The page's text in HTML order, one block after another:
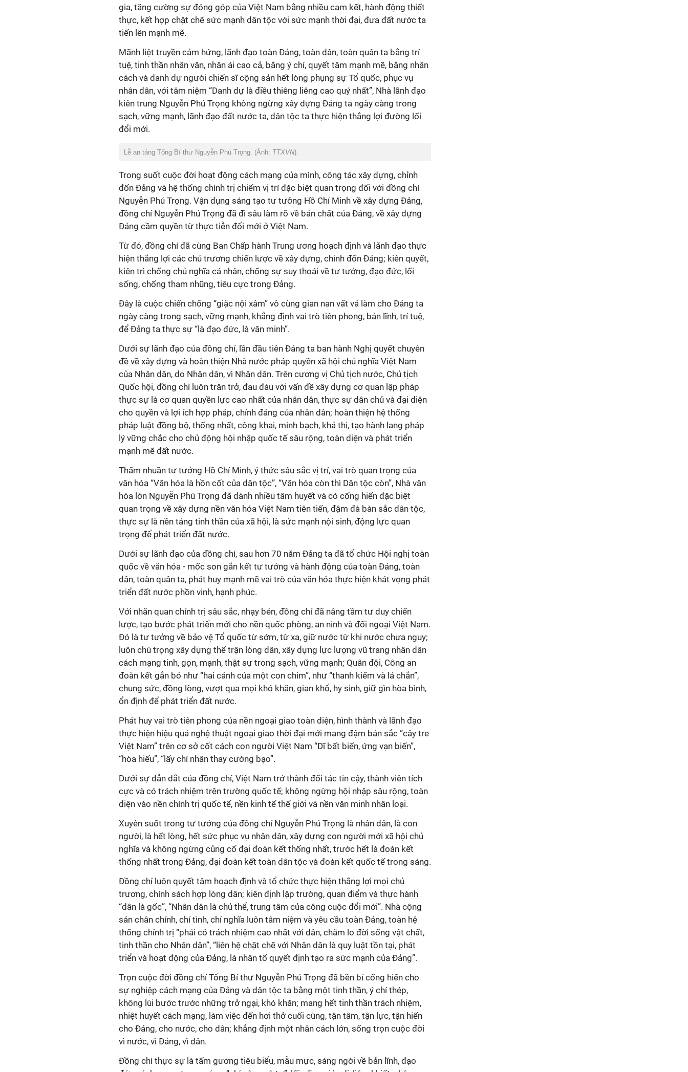
gia, tăng cường sự đóng góp của Việt Nam bằng nhiều cam kết, hành động thiết
thực, kết hợp chặt chẽ sức mạnh dân tộc với sức mạnh thời đại, đưa đất nước ta
tiến lên mạnh mẽ.
Mãnh liệt truyền cảm hứng, lãnh đạo toàn Đảng, toàn dân, toàn quân ta bằng trí
tuệ, tinh thần nhân văn, nhân ái cao cả, bằng ý chí, quyết tâm mạnh mẽ, bằng nhân
cách và danh dự người chiến sĩ cộng sản hết lòng phụng sự Tổ quốc, phục vụ
nhân dân, với tâm niệm “Danh dự là điều thiêng liêng cao quý nhất”, Nhà lãnh đạo
kiên trung Nguyễn Phú Trọng không ngừng xây dựng Đảng ta ngày càng trong
sạch, vững mạnh, lãnh đạo đất nước ta, dân tộc ta thực hiện thắng lợi đường lối
đổi mới.
Lễ an táng Tổng Bí thư Nguyễn Phú Trọng. (Ảnh: TTXVN).
Trong suốt cuộc đời hoạt động cách mạng của mình, công tác xây dựng, chỉnh
đốn Đảng và hệ thống chính trị chiếm vị trí đặc biệt quan trọng đối với đồng chí
Nguyễn Phú Trọng. Vận dụng sáng tạo tư tưởng Hồ Chí Minh về xây dựng Đảng,
đồng chí Nguyễn Phú Trọng đã đi sâu làm rõ về bản chất của Đảng, về xây dựng
Đảng cầm quyền từ thực tiễn đổi mới ở Việt Nam.
Từ đó, đồng chí đã cùng Ban Chấp hành Trung ương hoạch định và lãnh đạo thực
hiện thắng lợi các chủ trương chiến lược về xây dựng, chỉnh đốn Đảng; kiên quyết,
kiên trì chống chủ nghĩa cá nhân, chống sự suy thoái về tư tưởng, đạo đức, lối
sống, chống tham nhũng, tiêu cực trong Đảng.
Đây là cuộc chiến chống “giặc nội xâm” vô cùng gian nan vất vả làm cho Đảng ta
ngày càng trong sạch, vững mạnh, khẳng định vai trò tiên phong, bản lĩnh, trí tuệ,
để Đảng ta thực sự “là đạo đức, là văn minh”.
Dưới sự lãnh đạo của đồng chí, lần đầu tiên Đảng ta ban hành Nghị quyết chuyên
đề về xây dựng và hoàn thiện Nhà nước pháp quyền xã hội chủ nghĩa Việt Nam
của Nhân dân, do Nhân dân, vì Nhân dân. Trên cương vị Chủ tịch nước, Chủ tịch
Quốc hội, đồng chí luôn trăn trở, đau đáu với vấn đề xây dựng cơ quan lập pháp
thực sự là cơ quan quyền lực cao nhất của nhân dân, thực sự dân chủ và đại diện
cho quyền và lợi ích hợp pháp, chính đáng của nhân dân; hoàn thiện hệ thống
pháp luật đồng bộ, thống nhất, công khai, minh bạch, khả thi, tạo hành lang pháp
lý vững chắc cho chủ động hội nhập quốc tế sâu rộng, toàn diện và phát triển
mạnh mẽ đất nước.
Thấm nhuần tư tưởng Hồ Chí Minh, ý thức sâu sắc vị trí, vai trò quan trọng của
văn hóa “Văn hóa là hồn cốt của dân tộc”, “Văn hóa còn thì Dân tộc còn”, Nhà văn
hóa lớn Nguyễn Phú Trọng đã dành nhiều tâm huyết và có cống hiến đặc biệt
quan trọng về xây dựng nền văn hóa Việt Nam tiên tiến, đậm đà bàn sắc dân tộc,
thực sự là nền tảng tinh thần của xã hội, là sức mạnh nội sinh, động lực quan
trọng để phát triển đất nước.
Dưới sự lãnh đạo của đồng chí, sau hơn 70 năm Đảng ta đã tổ chức Hội nghị toàn
quốc về văn hóa - mốc son gắn kết tư tưởng và hành động của toàn Đảng, toàn
dân, toàn quân ta, phát huy mạnh mẽ vai trò của văn hóa thực hiện khát vọng phát
triển đất nước phồn vinh, hạnh phúc.
Với nhãn quan chính trị sâu sắc, nhạy bén, đồng chí đã nâng tầm tư duy chiến
lược, tạo bước phát triển mới cho nền quốc phòng, an ninh và đối ngoại Việt Nam.
Đó là tư tưởng về bảo vệ Tổ quốc từ sớm, từ xa, giữ nước từ khi nước chưa nguy;
luôn chú trọng xây dựng thế trận lòng dân, xây dựng lực lượng vũ trang nhân dân
cách mạng tinh, gọn, mạnh, thật sự trong sạch, vững mạnh; Quân đội, Công an
đoàn kết gắn bó như “hai cánh của một con chim”, như “thanh kiếm và lá chắn”,
chung sức, đồng lòng, vượt qua mọi khó khăn, gian khổ, hy sinh, giữ gìn hòa bình,
ổn định để phát triển đất nước.
Phát huy vai trò tiên phong của nền ngoại giao toàn diện, hình thành và lãnh đạo
thực hiện hiệu quả nghệ thuật ngoại giao thời đại mới mang đậm bản sắc “cây tre
Việt Nam” trên cơ sở cốt cách con người Việt Nam “Dĩ bất biến, ứng vạn biến”,
“hòa hiếu”, “lấy chí nhân thay cường bạo”.
Dưới sự dẫn dắt của đồng chí, Việt Nam trở thành đối tác tin cậy, thành viên tích
cực và có trách nhiệm trên trường quốc tế; không ngừng hội nhập sâu rộng, toàn
diện vào nền chính trị quốc tế, nền kinh tế thế giới và nền văn minh nhân loại.
Xuyên suốt trong tư tưởng của đồng chí Nguyễn Phú Trọng là nhân dân, là con
người, là hết lòng, hết sức phục vụ nhân dân, xây dựng con người mới xã hội chủ
nghĩa và không ngừng củng cố đại đoàn kết thống nhất, trước hết là đoàn kết
thống nhất trong Đảng, đại đoàn kết toàn dân tộc và đoàn kết quốc tế trong sáng.
Đồng chí luôn quyết tâm hoạch định và tổ chức thực hiện thắng lợi mọi chủ
trương, chính sách hợp lòng dân; kiên định lập trường, quan điểm và thực hành
“dân là gốc”, “Nhân dân là chủ thể, trung tâm của công cuộc đổi mới”. Nhà cộng
sản chân chính, chí tình, chí nghĩa luôn tâm niệm và yêu cầu toàn Đảng, toàn hệ
thống chính trị “phải có trách nhiệm cao nhất với dân, chăm lo đời sống vật chất,
tinh thần cho Nhân dân”, “liên hệ chặt chẽ với Nhân dân là quy luật tồn tại, phát
triển và hoạt động của Đảng, là nhân tố quyết định tạo ra sức mạnh của Đảng”.
Trọn cuộc đời đồng chí Tổng Bí thư Nguyễn Phú Trọng đã bền bỉ cống hiến cho
sự nghiệp cách mạng của Đảng và dân tộc ta bằng một tinh thần, ý chí thép,
không lùi bước trước những trở ngại, khó khăn; mang hết tinh thần trách nhiệm,
nhiệt huyết cách mạng, làm việc đến hơi thở cuối cùng, tận tâm, tận lực, tận hiến
cho Đảng, cho nước, cho dân; khẳng định một nhân cách lớn, sống trọn cuộc đời
vì nước, vì Đảng, vì dân.
Đồng chí thực sự là tấm gương tiêu biểu, mẫu mực, sáng ngời về bản lĩnh, đạo